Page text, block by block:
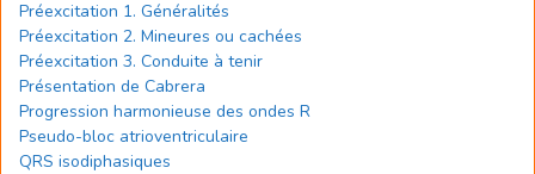
Préexcitation 1. Généralités
Préexcitation 2. Mineures ou cachées
Préexcitation 3. Conduite à tenir
Présentation de Cabrera
Progression harmonieuse des ondes R
Pseudo-bloc atrioventriculaire
QRS isodiphasiques